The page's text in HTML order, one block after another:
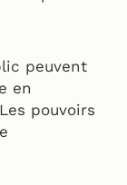
peuvent
en
pouvoirs